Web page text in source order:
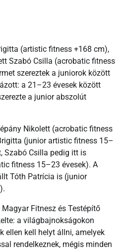
(artistic fitness +168 cm),
Szabó Csilla (acrobatic fitness
szereztek a juniorok között
a 21–23 évesek között
a junior abszolút
Nikolett (acrobatic fitness
(junior artistic fitness 15–
Szabó Csilla pedig itt is
fitness 15–23 évesek). A
Tóth Patrícia is (junior
Fitnesz és Testépítő
a világbajnokságokon
ellen kell helyt állni, amelyek
rendelkeznek, mégis minden